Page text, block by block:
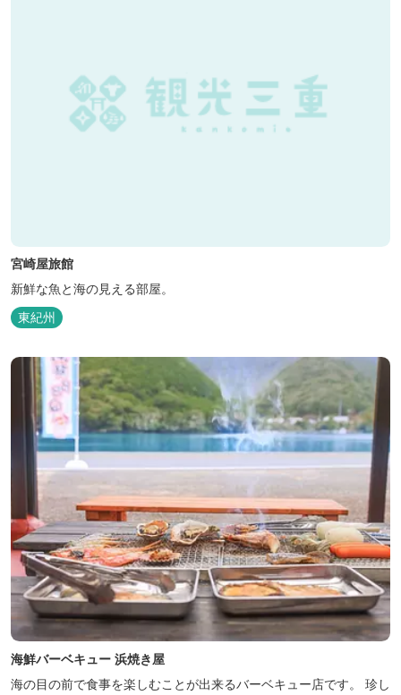
宮崎屋旅館
新鮮な魚と海の見える部屋。
東紀州
海鮮バーベキュー 浜焼き屋
海の目の前で食事を楽しむことが出来るバーベキュー店です。 珍し